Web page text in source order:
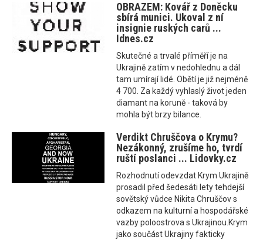
OBRAZEM: Kovář z Doněcku
sbírá munici. Ukoval z ní
insignie ruských carů ...
Idnes.cz
Skutečné a trvalé příměří je na
Ukrajině zatím v nedohlednu a dál
tam umírají lidé. Obětí je již nejméně
4 700. Za každý vyhlaslý život jeden
diamant na koruně - taková by
mohla být brzy bilance.
Verdikt Chruščova o Krymu?
Nezákonný, zrušíme ho, tvrdí
ruští poslanci ... Lidovky.cz
Rozhodnutí odevzdat Krym Ukrajině
prosadil před šedesáti lety tehdejší
sovětský vůdce Nikita Chruščov s
odkazem na kulturní a hospodářské
vazby poloostrova s Ukrajinou.Krym
jako součást Ukrajiny fakticky